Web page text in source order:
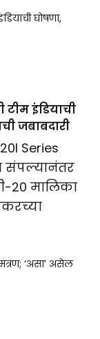
टीम इंडियाची
जबाबदारी
Series
संपल्यानंतर
20 मालिका